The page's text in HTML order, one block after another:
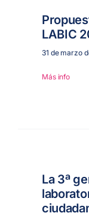
LABIC
31 de marzo
Más info
La 3ª